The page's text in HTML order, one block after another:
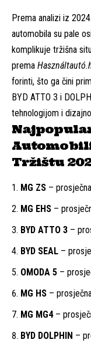
Prema analizi iz
automobila su pale
komplikuje tržišna
prema
forinti, što ga čini
BYD ATTO 3 i
tehnologijom i
Tržištu
MG ZS –
MG EHS –
BYD ATTO 3 –
BYD SEAL –
OMODA 5 –
MG HS –
MG MG4–
BYD DOLPHIN –